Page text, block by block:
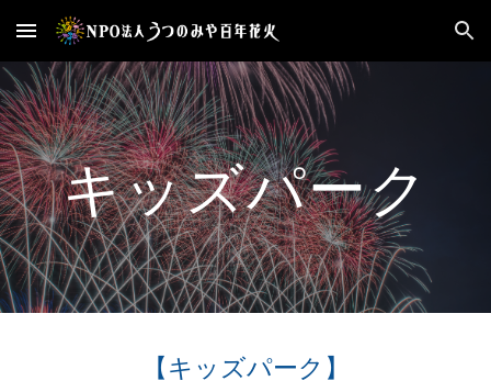
Skip to main content Skip to navigation
キッズパーク
【キッズパーク】